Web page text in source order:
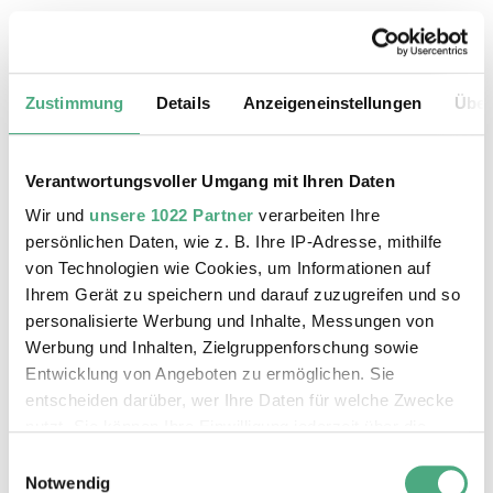
Zustimmung Details Anzeigeneinstellungen
Verantwortungsvoller Umgang mit Ihren Daten
Wir und unsere 1022 Partner verarbeiten Ihre
persönlichen Daten, wie z. B. Ihre IP-Adresse, mithilfe
von Technologien wie Cookies, um Informationen auf
Ihrem Gerät zu speichern und darauf zuzugreifen und so
personalisierte Werbung und Inhalte, Messungen von
Werbung und Inhalten, Zielgruppenforschung sowie
Entwicklung von Angeboten zu ermöglichen. Sie
entscheiden darüber, wer Ihre Daten für welche Zwecke
Trigger Symbol ändern oder widerrufen
Notwendig
ÖFFENTLICHE FÜHRUNG
Der Erzschrägaufzug der Völklinger Hütte mit
Copyright: Weltkulturerbe Völklinger Hütte | Karl
©
Das Weltkulturerbe Völklinger Hütte